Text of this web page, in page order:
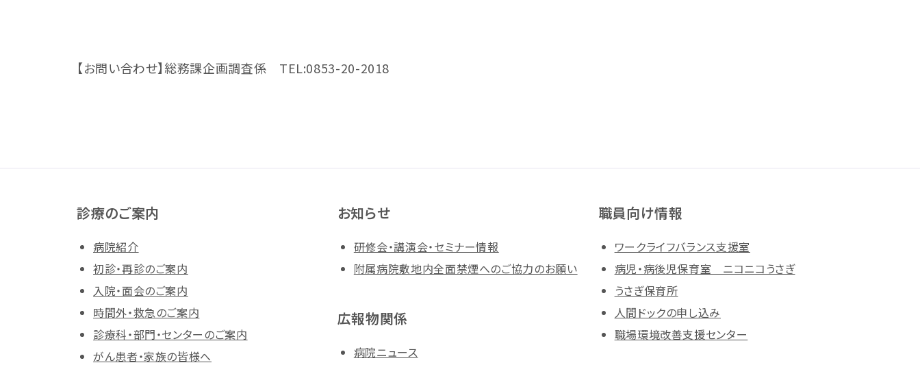
【お問い合わせ】総務課企画調査係 TEL:0853-20-2018
診療のご案内
病院紹介
初診・再診のご案内
入院・面会のご案内
時間外・救急のご案内
診療科・部門・センターのご案内
がん患者・家族の皆様へ
お知らせ
研修会・講演会・セミナー情報
附属病院敷地内全面禁煙へのご協力のお願い
広報物関係
病院ニュース
職員向け情報
ワークライフバランス支援室
病児・病後児保育室 ニコニコうさぎ
うさぎ保育所
人間ドックの申し込み
職場環境改善支援センター